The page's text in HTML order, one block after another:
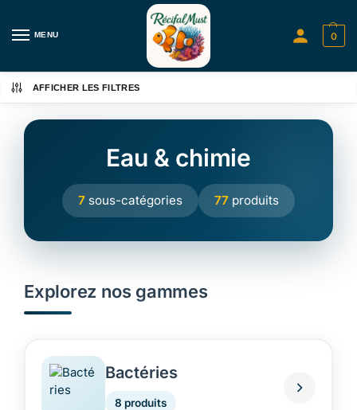
MENU 0
AFFICHER LES FILTRES
Eau & chimie
7 sous-catégories 77 produits
Explorez nos gammes
Bactéries
8 produits